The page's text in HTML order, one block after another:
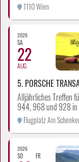
1110 Wien
2026
SA
22
AUG
5. PORSCHE
Alljährliches Treffen
944, 968 und 928 in
Flugplatz Am
2026
SO FR